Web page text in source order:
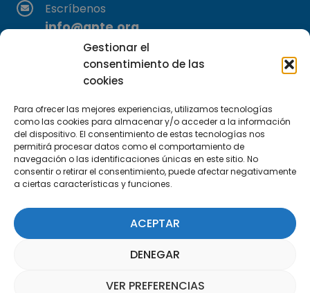
Gestionar el
consentimiento de las
cookies
Para ofrecer las mejores experiencias, utilizamos tecnologías
como las cookies para almacenar y/o acceder a la información
del dispositivo. El consentimiento de estas tecnologías nos
permitirá procesar datos como el comportamiento de
navegación o las identificaciones únicas en este sitio. No
consentir o retirar el consentimiento, puede afectar negativamente
a ciertas características y funciones.
ACEPTAR
DENEGAR
VER PREFERENCIAS
Escríbenos
info@apte.org
Encuéntranos
C/Marie Curie, 35
SUSCRÍBETE AQUÍ